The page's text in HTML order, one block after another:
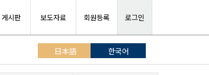
게시판 보도자료 회원등록 로그인
日本語 한국어